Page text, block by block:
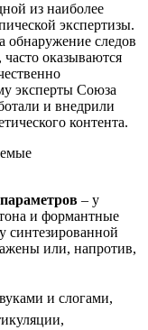
из наиболее
экспертизы.
обнаружение следов
оказываются
эксперты Союза
и внедрили
контента.
– у
и формантные
синтезированной
или, напротив,
и слогами,